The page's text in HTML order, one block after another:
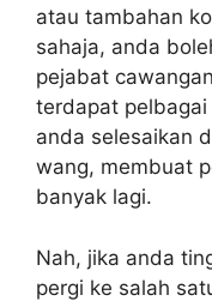
atau tambahan
sahaja, anda
pejabat
terdapat
anda selesaikan
wang, membuat
banyak lagi.
Nah, jika anda
pergi ke salah